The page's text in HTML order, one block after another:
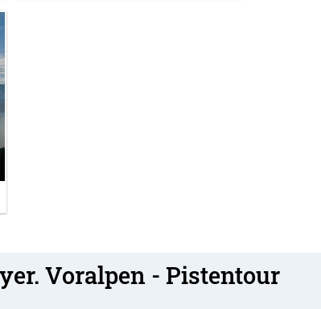
Voralpen - Pistentour